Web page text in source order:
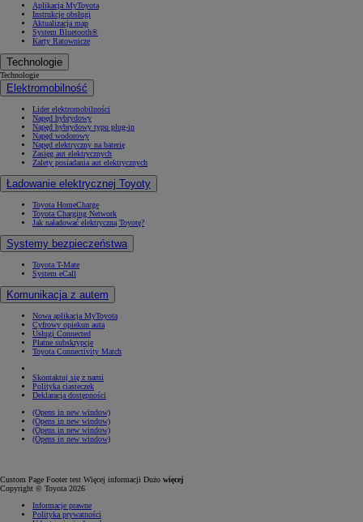
Aplikacja MyToyota
Instrukcje obsługi
Aktualizacja map
System Bluetooth®
Karty Ratownicze
Technologie
Technologie
Elektromobilność
Lider elektromobilności
Napęd hybrydowy
Napęd hybrydowy typu plug-in
Napęd wodorowy
Napęd elektryczny na baterię
Zasięg aut elektrycznych
Zalety posiadania aut elektrycznych
Ładowanie elektrycznej Toyoty
Toyota HomeCharge
Toyota Charging Network
Jak naładować elektryczną Toyotę?
Systemy bezpieczeństwa
Toyota T-Mate
System eCall
Komunikacja z autem
Nowa aplikacja MyToyota
Cyfrowy opiekun auta
Usługi Connected
Płatne subskrypcje
Toyota Connectivity Match
Skontaktuj się z nami
Polityka ciasteczek
Deklaracja dostępności
(Opens in new window)
(Opens in new window)
(Opens in new window)
(Opens in new window)
Custom Page Footer test Więcej informacji Dużo więcej
Copyright © Toyota 2026
Informacje prawne
Polityka prywatności